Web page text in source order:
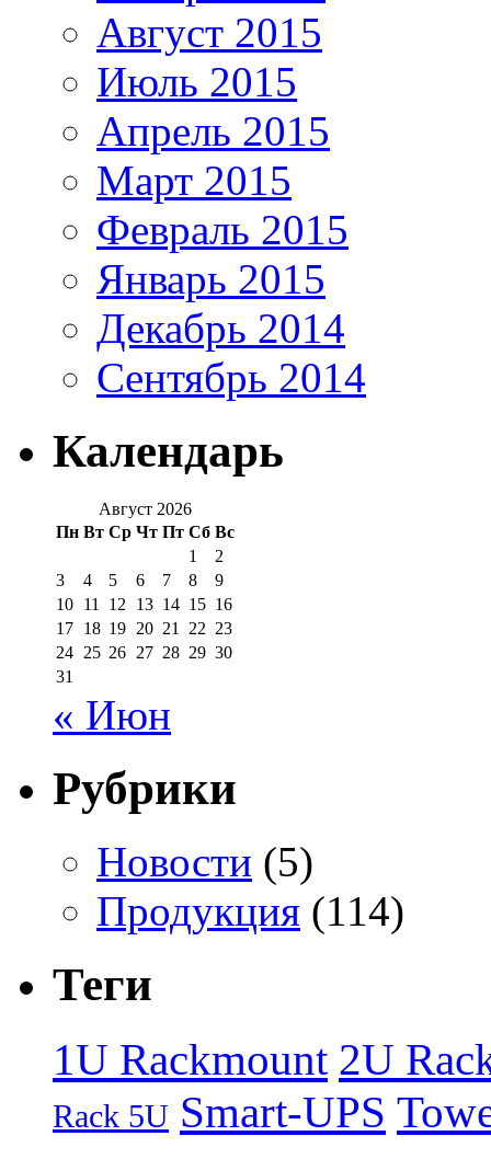
Август 2015
Июль 2015
Апрель 2015
Март 2015
Февраль 2015
Январь 2015
Декабрь 2014
Сентябрь 2014
Календарь
Август 2026
Пн Вт Ср Чт Пт Сб Вс
1
2
3
4 5 6 7 8
9
10 11 12 13 14 15 16
17 18 19 20 21 22 23
24 25 26 27 28 29 30
31
« Июн
Рубрики
Новости (5)
Продукция (114)
Теги
1U Rackmount 2U
Rack 5U Smart-UPS